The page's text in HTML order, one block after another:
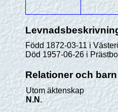
Född 1872-03-11 i
Död 1957-06-26 i
Relationer och barn
Utom äktenskap
N.N.